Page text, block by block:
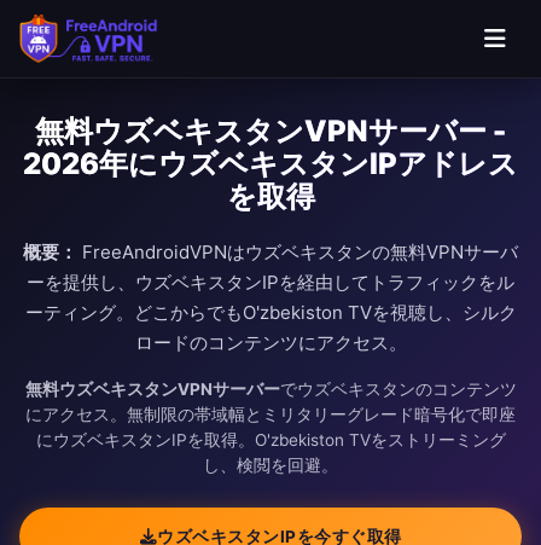
無料ウズベキスタンVPNサーバー -
2026年にウズベキスタンIPアドレス
を取得
概要： FreeAndroidVPNはウズベキスタンの無料VPNサーバ
ーを提供し、ウズベキスタンIPを経由してトラフィックをル
ーティング。どこからでもO'zbekiston TVを視聴し、シルク
ロードのコンテンツにアクセス。
無料ウズベキスタンVPNサーバーでウズベキスタンのコンテンツ
にアクセス。無制限の帯域幅とミリタリーグレード暗号化で即座
にウズベキスタンIPを取得。O'zbekiston TVをストリーミング
し、検閲を回避。
ウズベキスタンIPを今すぐ取得